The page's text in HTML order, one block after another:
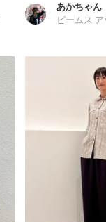
あかちゃん
ビームス